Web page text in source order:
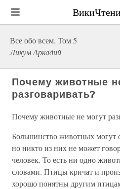
Все обо всем. Том 5
Ликум Аркадий
Почему животные
разговаривать?
Почему животные не могут
Большинство животных могут
но никто из них не может
человек. То есть ни одно
словами. Птицы кричат и
хорошо понятны другим